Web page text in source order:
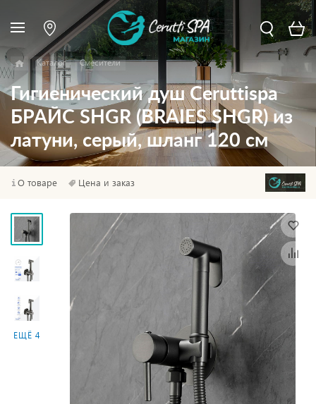
Каталог Смесители
Гигиенический душ Ceruttispa
БРАЙС SHGR (BRAIES SHGR) из
латуни, серый, шланг 120 см
О товаре Цена и заказ
ЕЩЁ 4